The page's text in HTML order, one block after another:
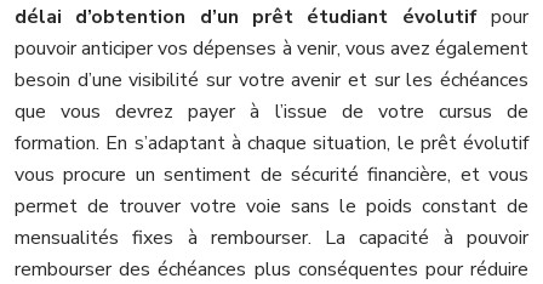
délai d’obtention d’un prêt étudiant évolutifpour
pouvoir anticiper vos dépenses à venir, vous avez également
besoin d’une visibilité sur votre avenir et sur les échéances
que vous devrez payer à l’issue de votre cursus de
formation. En s’adaptant à chaque situation, le prêt évolutif
vous procure un sentiment de sécurité financière, et vous
permet de trouver votre voie sans le poids constant de
mensualités fixes à rembourser. La capacité à pouvoir
rembourser des échéances plus conséquentes pour réduire